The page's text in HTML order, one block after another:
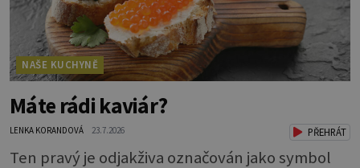
NAŠE KUCHYNĚ
Máte rádi kaviár?
LENKA KORANDOVÁ 23.7.2026 PŘEHRÁT
Ten pravý je odjakživa označován jako symbol